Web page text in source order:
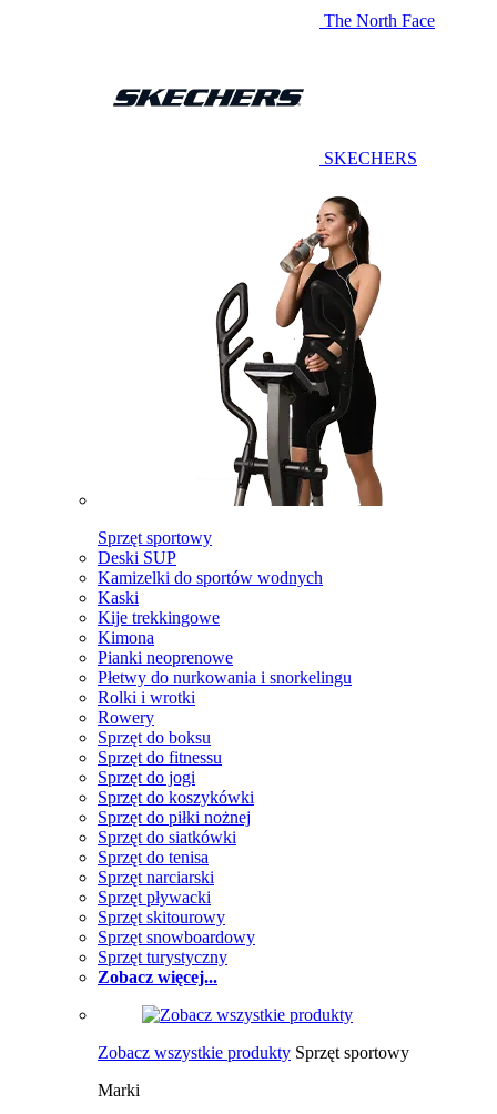
The North Face
SKECHERS
Sprzęt sportowy
Deski SUP
Kamizelki do sportów wodnych
Kaski
Kije trekkingowe
Kimona
Pianki neoprenowe
Płetwy do nurkowania i snorkelingu
Rolki i wrotki
Rowery
Sprzęt do boksu
Sprzęt do fitnessu
Sprzęt do jogi
Sprzęt do koszykówki
Sprzęt do piłki nożnej
Sprzęt do siatkówki
Sprzęt do tenisa
Sprzęt narciarski
Sprzęt pływacki
Sprzęt skitourowy
Sprzęt snowboardowy
Sprzęt turystyczny
Zobacz więcej...
Zobacz wszystkie produkty Sprzęt sportowy
Marki